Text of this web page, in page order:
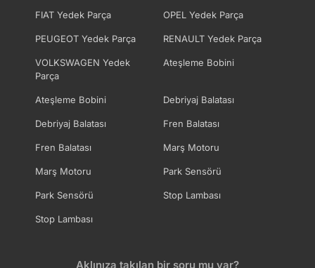
FIAT Yedek Parça OPEL Yedek Parça
PEUGEOT Yedek Parça RENAULT Yedek Parça
VOLKSWAGEN Yedek
Parça
Ateşleme Bobini
Ateşleme Bobini Debriyaj Balatası
Debriyaj Balatası Fren Balatası
Fren Balatası Marş Motoru
Marş Motoru Park Sensörü
Park Sensörü Stop Lambası
Stop Lambası
Aklınıza takılan bir soru mu var?